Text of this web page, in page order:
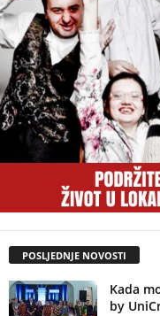
POSLJEDNJE NOVOSTI
Kada
by